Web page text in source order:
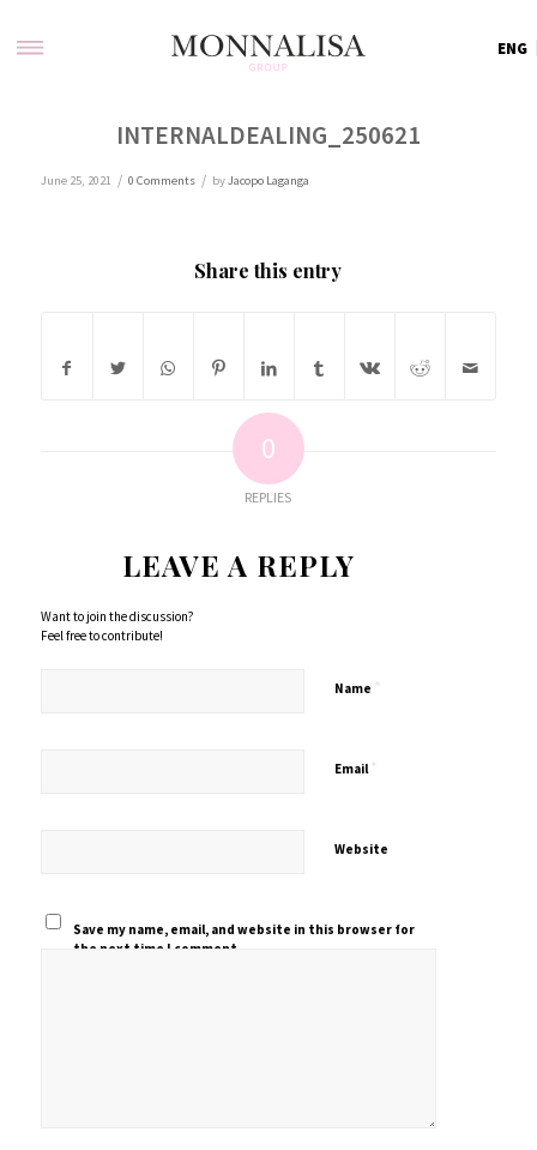
ENG
INTERNALDEALING_250621
June 25, 2021 / 0 Comments / byJacopo Laganga
Share this entry
0
REPLIES
LEAVE A REPLY
Want to join the discussion?
Feel free to contribute!
Name *
Email*
Website
Save my name, email, and website in this browser for
the next time I comment.